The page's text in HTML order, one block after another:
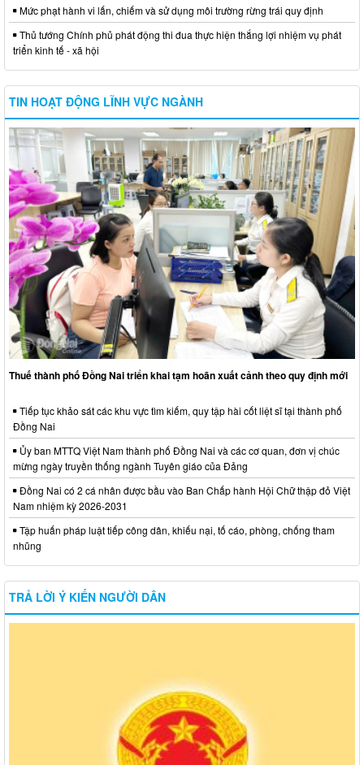
Mức phạt hành vi lấn, chiếm và sử dụng môi trường rừng trái quy định
Thủ tướng Chính phủ phát động thi đua thực hiện thắng lợi nhiệm vụ phát
triển kinh tế - xã hội
TIN HOẠT ĐỘNG LĨNH VỰC NGÀNH
Thuế thành phố Đồng Nai triển khai tạm hoãn xuất cảnh theo quy định mới
Tiếp tục khảo sát các khu vực tìm kiếm, quy tập hài cốt liệt sĩ tại thành phố
Đồng Nai
Ủy ban MTTQ Việt Nam thành phố Đồng Nai và các cơ quan, đơn vị chúc
mừng ngày truyền thống ngành Tuyên giáo của Đảng
Đồng Nai có 2 cá nhân được bầu vào Ban Chấp hành Hội Chữ thập đỏ Việt
Nam nhiệm kỳ 2026-2031
Tập huấn pháp luật tiếp công dân, khiếu nại, tố cáo, phòng, chống tham
nhũng
TRẢ LỜI Ý KIẾN NGƯỜI DÂN